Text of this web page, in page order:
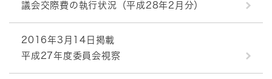
議会交際費の執行状況（平成28年2月分）
2016年3月14日掲載
平成27年度委員会視察